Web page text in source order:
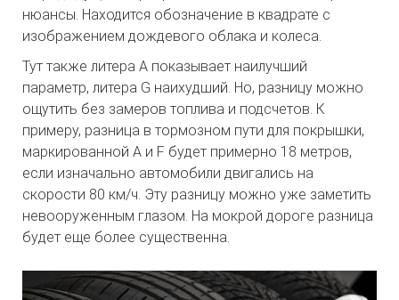
нюансы. Находится обозначение в квадрате с
изображением дождевого облака и колеса.
Тут также литера А показывает наилучший
параметр, литера G наихудший. Но, разницу можно
ощутить без замеров топлива и подсчетов. К
примеру, разница в тормозном пути для покрышки,
маркированной A и F будет примерно 18 метров,
если изначально автомобили двигались на
скорости 80 км/ч. Эту разницу можно уже заметить
невооруженным глазом. На мокрой дороге разница
будет еще более существенна.